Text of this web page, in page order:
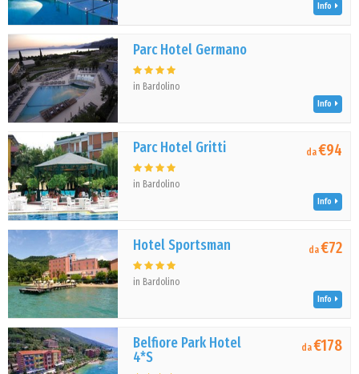
Info
Parc Hotel Germano
in Bardolino
Info
Parc Hotel Gritti
in Bardolino
da€94
Info
Hotel Sportsman
in Bardolino
da€72
Info
Belfiore Park Hotel
4*S
da€178